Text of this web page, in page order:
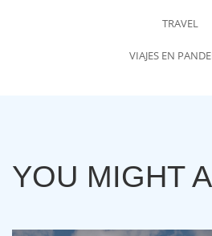
TRAVEL
VIAJES EN
YOU MIGHT